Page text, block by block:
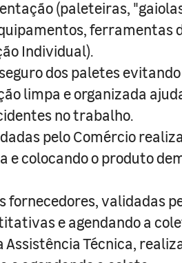
(paleteiras,
ferramentas
Individual).
dos paletes
limpa e organizada
no trabalho.
pelo Comércio
colocando o produto
fornecedores, validadas
e agendando a
Assistência Técnica,